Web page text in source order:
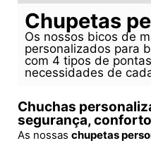
Chupetas
Os nossos bicos de
personalizados para
com 4 tipos de
necessidades de
Chuchas
segurança,
As nossas chupetas